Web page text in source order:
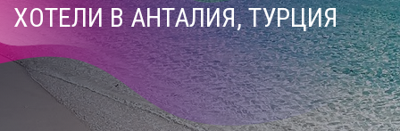
ХОТЕЛИ В АНТАЛИЯ, ТУРЦИЯ